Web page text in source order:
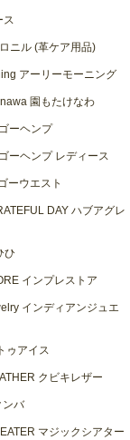
ス
ニル (革ケア用品)
アーリーモーニング
園もたけなわ
ーヘンプ
ーヘンプ レディース
ーウエスト
DAY ハブアグレ
ひ
インプレストア
インディアンジュエ
ゥアイス
クビキレザー
ンバ
マジックシアター